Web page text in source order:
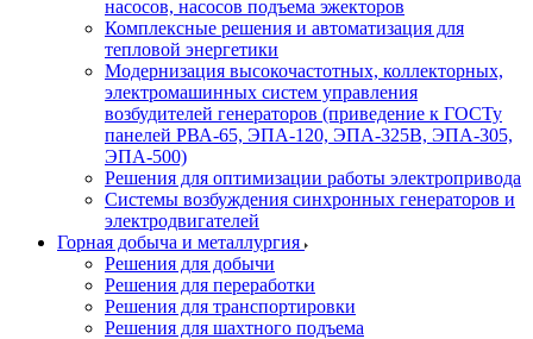
насосов, насосов подъема эжекторов
Комплексные решения и автоматизация для
тепловой энергетики
Модернизация высокочастотных, коллекторных,
электромашинных систем управления
возбудителей генераторов (приведение к ГОСТу
панелей РВА-65, ЭПА-120, ЭПА-325В, ЭПА-305,
ЭПА-500)
Решения для оптимизации работы электропривода
Системы возбуждения синхронных генераторов и
электродвигателей
Горная добыча и металлургия
Решения для добычи
Решения для переработки
Решения для транспортировки
Решения для шахтного подъема